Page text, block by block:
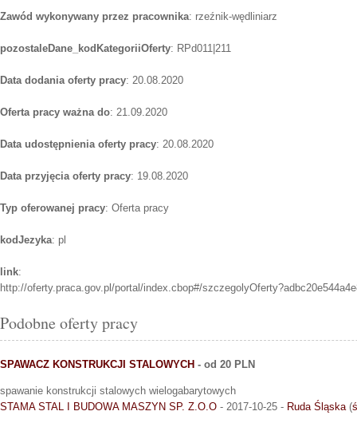
Zawód wykonywany przez pracownika: rzeźnik-wędliniarz
pozostaleDane_kodKategoriiOferty: RPd011|211
Data dodania oferty pracy: 20.08.2020
Oferta pracy ważna do: 21.09.2020
Data udostępnienia oferty pracy: 20.08.2020
Data przyjęcia oferty pracy: 19.08.2020
Typ oferowanej pracy: Oferta pracy
kodJezyka: pl
link:
http://oferty.praca.gov.pl/portal/index.cbop#/
Podobne oferty pracy
SPAWACZ KONSTRUKCJI STALOWYCH - od 20 PLN
spawanie konstrukcji stalowych wielogabarytowych
STAMA STAL I BUDOWA MASZYN SP. Z.O.O - 2017-10-25 - Ruda Śląska(